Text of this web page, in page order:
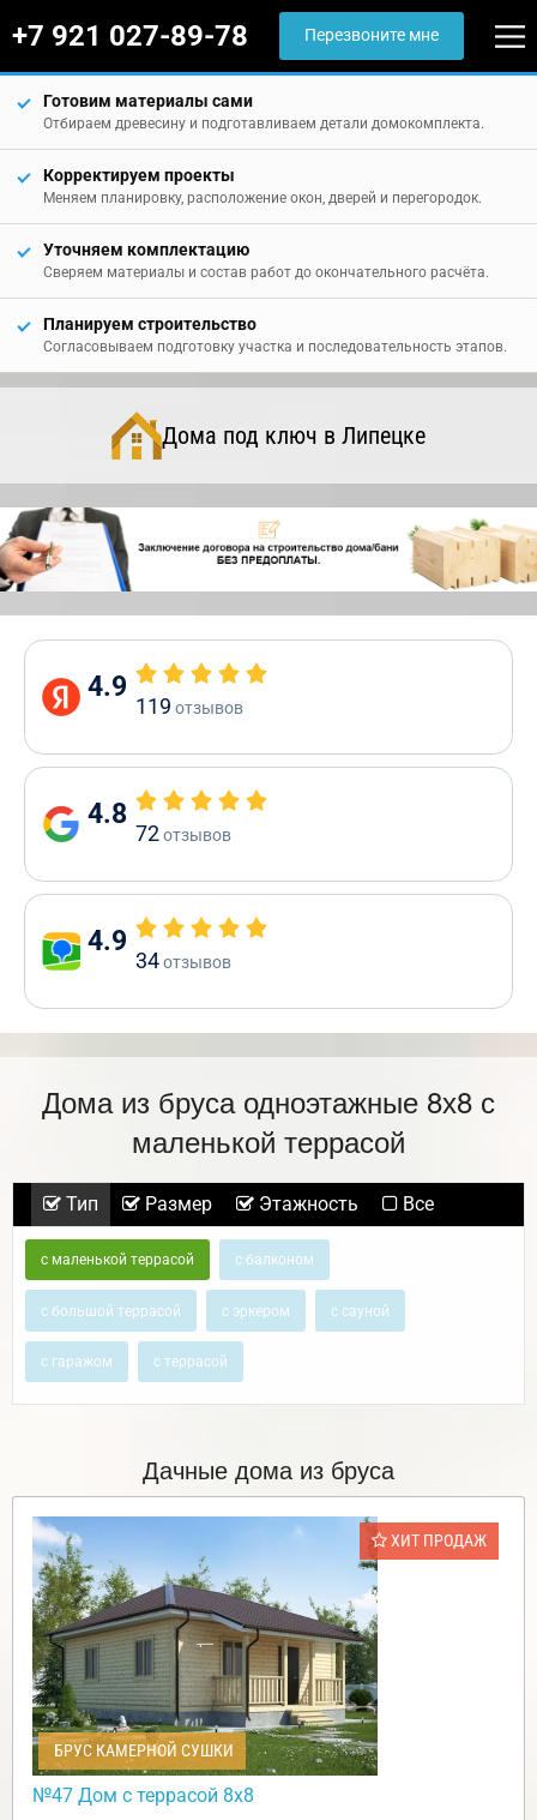
+7 921 027-89-78 Перезвоните мне
Готовим материалы сами
Отбираем древесину и подготавливаем детали домокомплекта.
Корректируем проекты
Меняем планировку, расположение окон, дверей и перегородок.
Уточняем комплектацию
Сверяем материалы и состав работ до окончательного расчёта.
Планируем строительство
Согласовываем подготовку участка и последовательность этапов.
Дома под ключ в Липецке
4.9
119 отзывов
4.8
72отзывов
4.9
34отзывов
Дома из бруса одноэтажные 8х8 с
маленькой террасой
Тип Размер Этажность Все
с маленькой террасой с балконом
с большой террасой с эркером с сауной
с гаражом с террасой
Дачные дома из бруса
ХИТ ПРОДАЖ
БРУС КАМЕРНОЙ СУШКИ
№47 Дом с террасой 8х8